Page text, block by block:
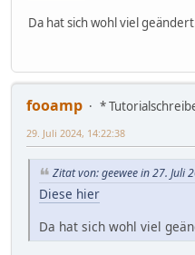
Da hat sich wohl viel
fooamp *
29. Juli 2024, 14:22:38
Zitat von: geewee in 27. Juli
Diese hier
Da hat sich wohl viel